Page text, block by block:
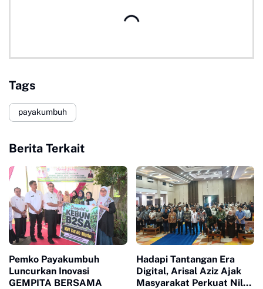
Tags
payakumbuh
Berita Terkait
Pemko Payakumbuh
Luncurkan Inovasi
GEMPITA BERSAMA
Hadapi Tantangan Era
Digital, Arisal Aziz Ajak
Masyarakat Perkuat Nilai